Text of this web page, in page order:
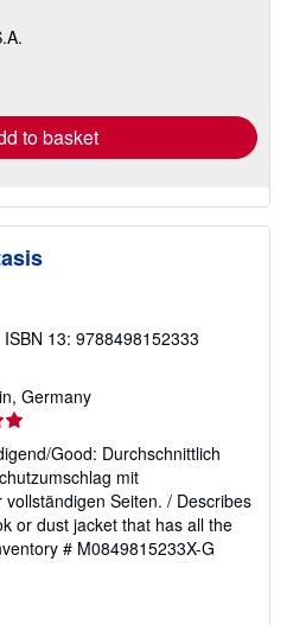
to basket
ISBN 13: 9788498152333
Germany
Good: Durchschnittlich
mit
Seiten. / Describes
or dust jacket that has all the
# M0849815233X-G